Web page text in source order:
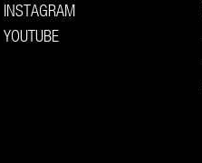
INSTAGRAM
YOUTUBE